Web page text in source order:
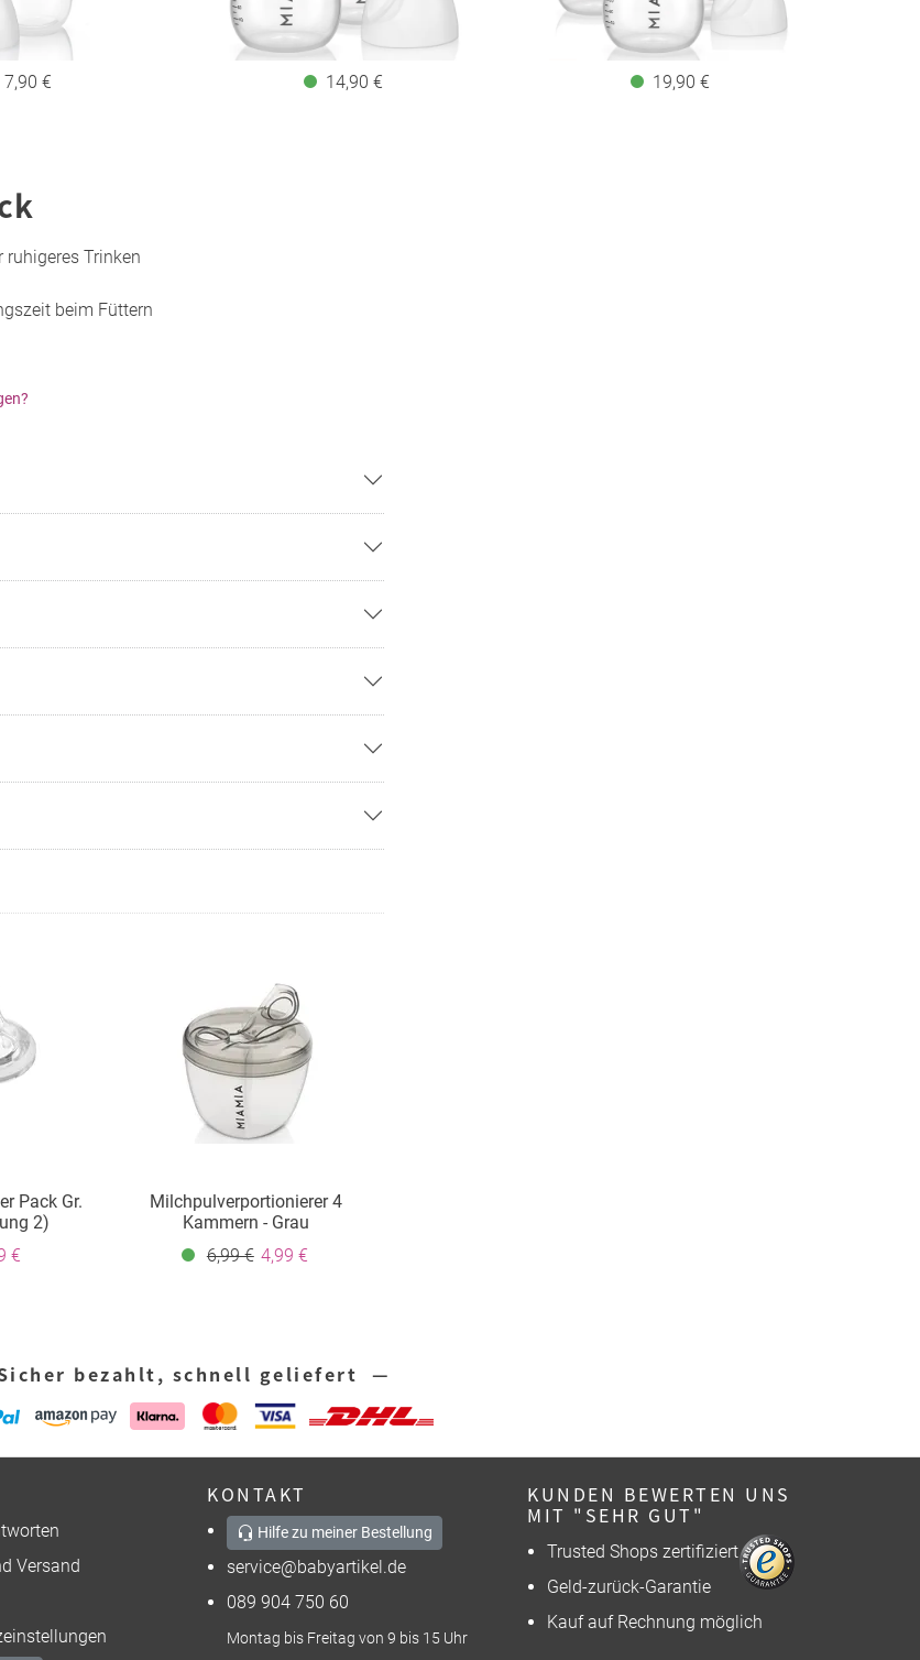
7,90 € 14,90 € 19,90 €
Trinken
beim Füttern
Pack Gr.
2)
€
Milchpulverportionierer 4
Kammern - Grau
6,99 € 4,99 €
bezahlt, schnell geliefert —
Versand
KONTAKT
Hilfe zu meiner Bestellung
service@babyartikel.de
089 904 750 60
Montag bis Freitag von 9 bis 15 Uhr
KUNDEN BEWERTEN UNS
MIT "SEHR GUT"
Trusted Shops zertifiziert
Geld-zurück-Garantie
Kauf auf Rechnung möglich